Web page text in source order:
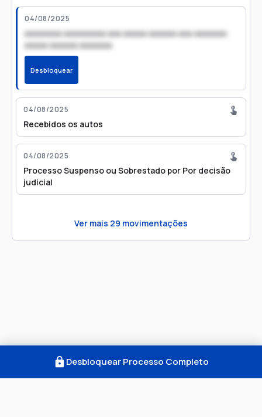
04/08/2025
xxxxxxxx xxxxxxxxx xxx xxxxx xxxxxx xxx xxxxxxx
xxxxx xxxxxx xxxxxxx
Desbloquear
04/08/2025
Recebidos os autos
04/08/2025
Processo Suspenso ou Sobrestado por Por decisão
judicial
Ver mais 29 movimentações
Desbloquear Processo Completo